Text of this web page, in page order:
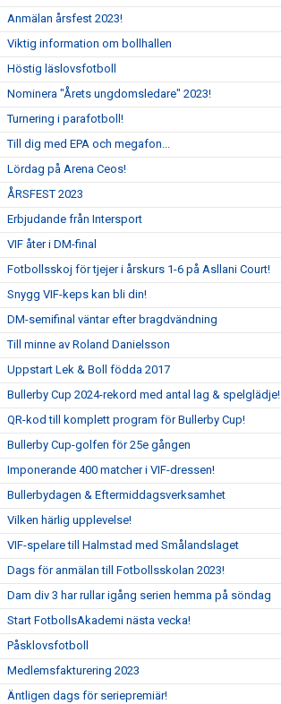
Anmälan årsfest 2023!
Viktig information om bollhallen
Höstig läslovsfotboll
Nominera "Årets ungdomsledare" 2023!
Turnering i parafotboll!
Till dig med EPA och megafon...
Lördag på Arena Ceos!
ÅRSFEST 2023
Erbjudande från Intersport
VIF åter i DM-final
Fotbollsskoj för tjejer i årskurs 1-6 på Asllani Court!
Snygg VIF-keps kan bli din!
DM-semifinal väntar efter bragdvändning
Till minne av Roland Danielsson
Uppstart Lek & Boll födda 2017
Bullerby Cup 2024-rekord med antal lag & spelglädje!
QR-kod till komplett program för Bullerby Cup!
Bullerby Cup-golfen för 25e gången
Imponerande 400 matcher i VIF-dressen!
Bullerbydagen & Eftermiddagsverksamhet
Vilken härlig upplevelse!
VIF-spelare till Halmstad med Smålandslaget
Dags för anmälan till Fotbollsskolan 2023!
Dam div 3 har rullar igång serien hemma på söndag
Start FotbollsAkademi nästa vecka!
Påsklovsfotboll
Medlemsfakturering 2023
Äntligen dags för seriepremiär!